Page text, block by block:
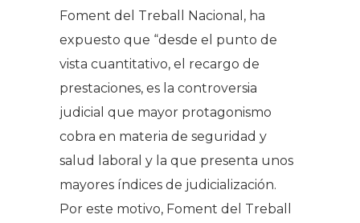
Foment del Treball Nacional, ha
expuesto que “desde el punto de
vista cuantitativo, el recargo de
prestaciones, es la controversia
judicial que mayor protagonismo
cobra en materia de seguridad y
salud laboral y la que presenta unos
mayores índices de judicialización.
Por este motivo, Foment del Treball